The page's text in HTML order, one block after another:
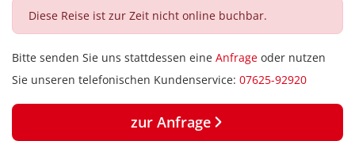
4-1 Tag vor Reisebeginn: Busfahrt 50%*
am Reisetag und bei Nichterscheinen: Busfahrt
80%*
*zzgl. 100% Fremdleistung (Eintrittskarten, Schiff-
Ggf. können Bearbeitungsgebühren in Höhe
Diese Reise ist zur Zeit nicht online buchbar.
Bitte senden Sie uns stattdessen eine Anfrage oder nutzen
Sie unseren telefonischen Kundenservice: 07625-92920
zur Anfrage